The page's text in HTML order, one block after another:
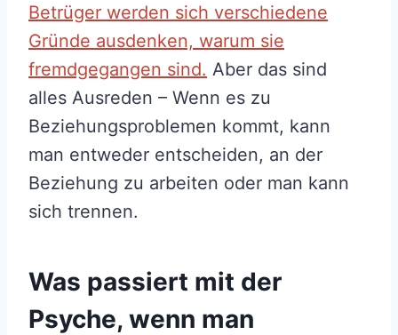
Betrüger werden sich verschiedene
Gründe ausdenken, warum sie
fremdgegangen sind. Aber das sind
alles Ausreden – Wenn es zu
Beziehungsproblemen kommt, kann
man entweder entscheiden, an der
Beziehung zu arbeiten oder man kann
sich trennen.
Was passiert mit der
Psyche, wenn man